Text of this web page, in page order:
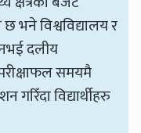
भने विश्वविद्यालय र
दलीय
समयमै
गरिँदा विद्यार्थीहरु